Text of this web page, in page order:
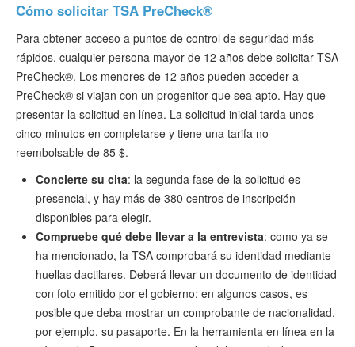
Cómo solicitar TSA PreCheck®
Para obtener acceso a puntos de control de seguridad más
rápidos, cualquier persona mayor de 12 años debe solicitar TSA
PreCheck®. Los menores de 12 años pueden acceder a
PreCheck® si viajan con un progenitor que sea apto. Hay que
presentar la solicitud en línea. La solicitud inicial tarda unos
cinco minutos en completarse y tiene una tarifa no
reembolsable de 85 $.
Concierte su cita: la segunda fase de la solicitud es
presencial, y hay más de 380 centros de inscripción
disponibles para elegir.
Compruebe qué debe llevar a la entrevista: como ya se
ha mencionado, la TSA comprobará su identidad mediante
huellas dactilares. Deberá llevar un documento de identidad
con foto emitido por el gobierno; en algunos casos, es
posible que deba mostrar un comprobante de nacionalidad,
por ejemplo, su pasaporte. En la herramienta en línea en la